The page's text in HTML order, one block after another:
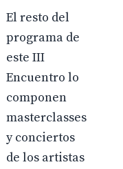
El resto del
programa de
este III
Encuentro lo
componen
masterclasses
y conciertos
de los artistas